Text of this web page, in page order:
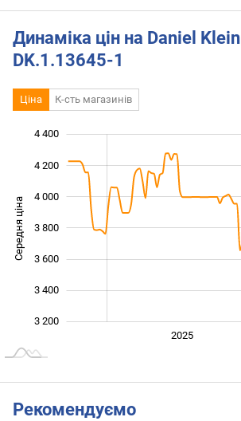
Динаміка цін на Daniel Klein
DK.1.13645-1
Ціна К-сть магазинів
Середня ціна 3 200
3 200
3 400
3 600
3 800
4 000
4 200
4 400
2025
Рекомендуємо